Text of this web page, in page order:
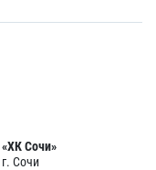
«ХК Сочи»
г. Сочи